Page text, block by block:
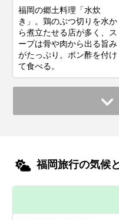
福岡の郷土料理「水炊
き」。鶏のぶつ切りを水か
ら煮立たせる店が多く、ス
ープは骨や肉から出る旨み
がたっぷり。ポン酢を付け
て食べる。
福岡旅行の気候